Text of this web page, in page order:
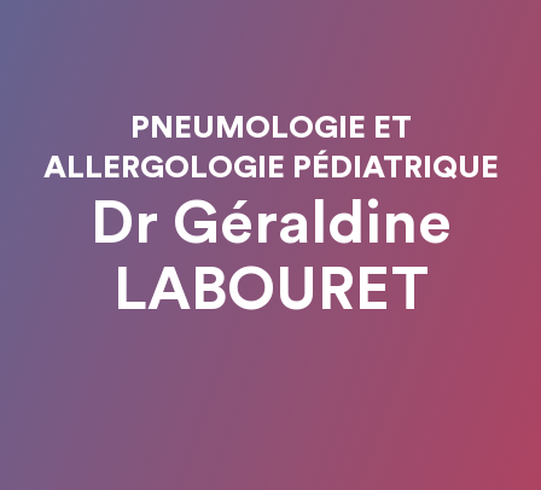
PNEUMOLOGIE ET
ALLERGOLOGIE PÉDIATRIQUE
Dr Géraldine
LABOURET